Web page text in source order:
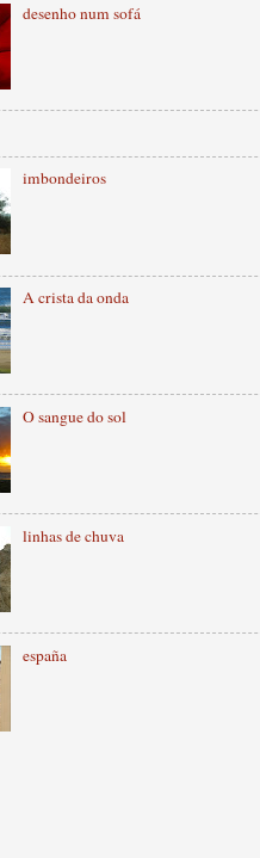
desenho num sofá
imbondeiros
A crista da onda
O sangue do sol
linhas de chuva
españa